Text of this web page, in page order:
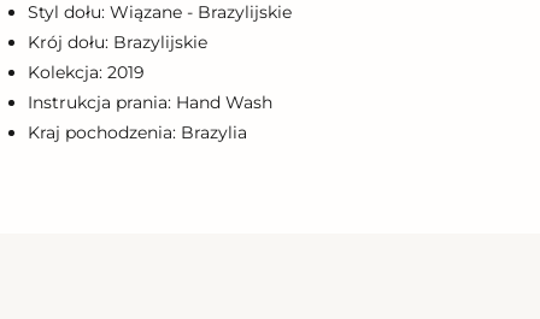
Styl dołu: Wiązane - Brazylijskie
Krój dołu: Brazylijskie
Kolekcja: 2019
Instrukcja prania: Hand Wash
Kraj pochodzenia: Brazylia